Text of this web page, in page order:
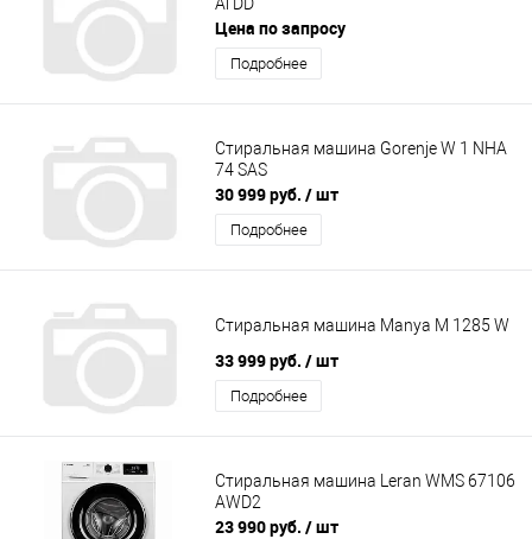
Al DD
Цена по запросу
Подробнее
Стиральная машина Gorenje W 1 NHA
74 SAS
30 999 руб. / шт
Подробнее
Стиральная машина Manya M 1285 W
33 999 руб. / шт
Подробнее
Стиральная машина Leran WMS 67106
AWD2
23 990 руб. / шт